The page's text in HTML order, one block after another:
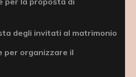
degli invitati al matrimonio
per organizzare il